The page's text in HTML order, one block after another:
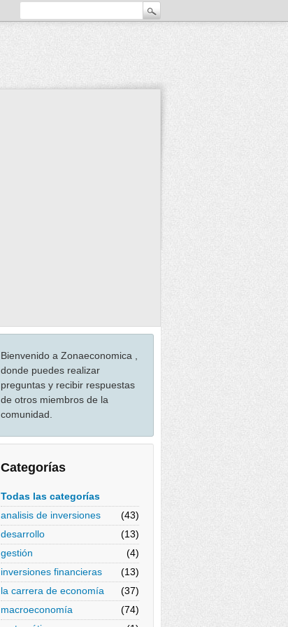
Bienvenido a Zonaeconomica ,
donde puedes realizar
preguntas y recibir respuestas
de otros miembros de la
comunidad.
Categorías
Todas las categorías
analisis de inversiones
(43)
desarrollo
(13)
gestión
(4)
inversiones financieras
(13)
la carrera de economía
(37)
macroeconomía
(74)